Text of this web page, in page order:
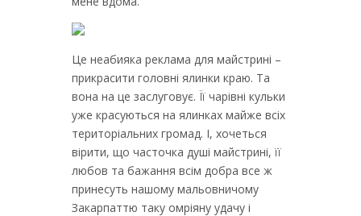
Це неабияка реклама для майстрині –
прикрасити головні ялинки краю. Та
вона на це заслуговує. Її чарівні кульки
уже красуються на ялинках майже всіх
територіальних громад. І, хочеться
вірити, що часточка душі майстрині, її
любов та бажання всім добра все ж
принесуть нашому мальовничому
Закарпаттю таку омріяну удачу і